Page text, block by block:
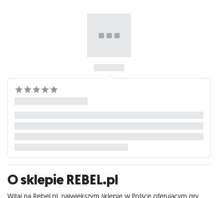
O sklepie REBEL.pl
Witaj na Rebel.pl, największym sklepie w Polsce oferującym gry